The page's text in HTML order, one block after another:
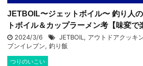
JETBOIL〜ジェットボイル〜 釣り人
トボイル＆カップラーメン考【味変で
2024/3/6 JETBOIL , アウトドアクッキ
ブンイレブン, 釣り飯
つりのいこい